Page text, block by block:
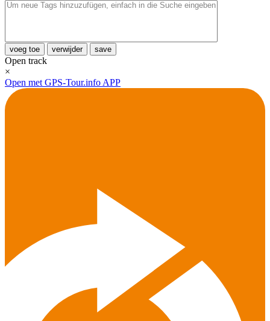
voeg toe verwijder save
Open track
×
Open met GPS-Tour.info APP